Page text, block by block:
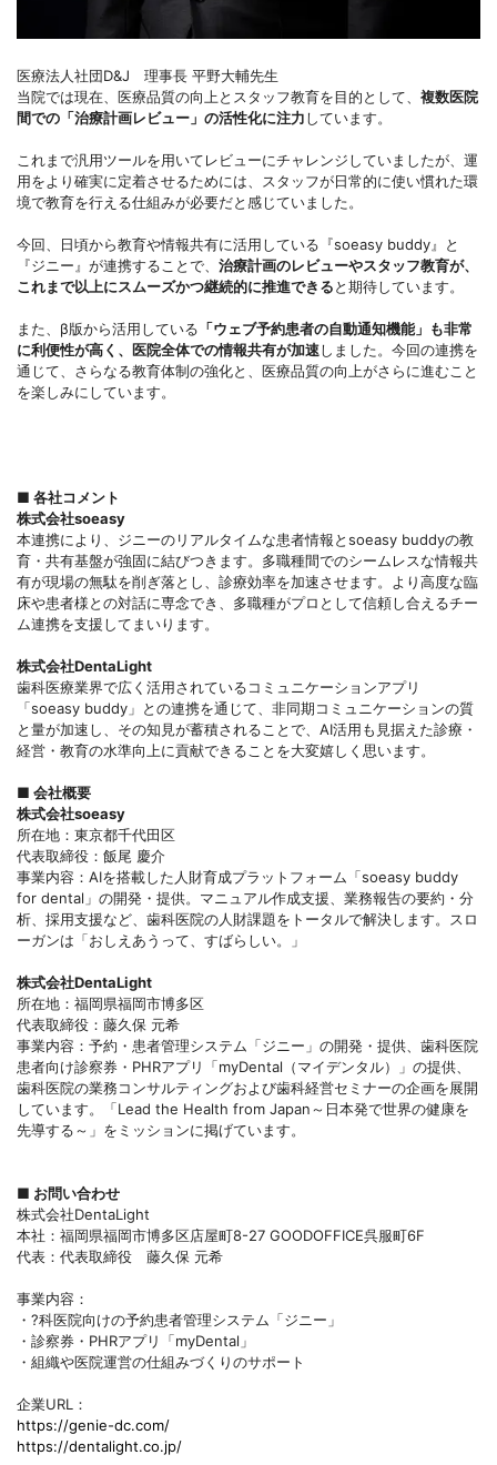
医療法人社団D&J 理事長 平野大輔先生
当院では現在、医療品質の向上とスタッフ教育を目的として、 複数医院
間での「治療計画レビュー」の活性化に注力しています。
これまで汎用ツールを用いてレビューにチャレンジしていましたが、運
用をより確実に定着させるためには、スタッフが日常的に使い慣れた環
境で教育を行える仕組みが必要だと感じていました。
今回、日頃から教育や情報共有に活用している『soeasy buddy』と
『ジニー』が連携することで、 治療計画のレビューやスタッフ教育が、
これまで以上にスムーズかつ継続的に推進できると期待しています。
また、β版から活用している 「ウェブ予約患者の自動通知機能」も非常
に利便性が高く、医院全体での情報共有が加速しました。今回の連携を
通じて、さらなる教育体制の強化と、医療品質の向上がさらに進むこと
を楽しみにしています。
■ 各社コメント
株式会社soeasy
本連携により、ジニーのリアルタイムな患者情報とsoeasy buddyの教
育・共有基盤が強固に結びつきます。多職種間でのシームレスな情報共
有が現場の無駄を削ぎ落とし、診療効率を加速させます。より高度な臨
床や患者様との対話に専念でき、多職種がプロとして信頼し合えるチー
ム連携を支援してまいります。
株式会社DentaLight
歯科医療業界で広く活用されているコミュニケーションアプリ
「soeasy buddy」との連携を通じて、非同期コミュニケーションの質
と量が加速し、その知見が蓄積されることで、AI活用も見据えた診療・
経営・教育の水準向上に貢献できることを大変嬉しく思います。
■ 会社概要
株式会社soeasy
所在地：東京都千代田区
代表取締役：飯尾 慶介
事業内容：AIを搭載した人財育成プラットフォーム「soeasy buddy
for dental」の開発・提供。マニュアル作成支援、業務報告の要約・分
析、採用支援など、歯科医院の人財課題をトータルで解決します。スロ
ーガンは「おしえあうって、すばらしい。」
株式会社DentaLight
所在地：福岡県福岡市博多区
代表取締役：藤久保 元希
事業内容：予約・患者管理システム「ジニー」の開発・提供、歯科医院
患者向け診察券・PHRアプリ「myDental（マイデンタル）」の提供、
歯科医院の業務コンサルティングおよび歯科経営セミナーの企画を展開
しています。「Lead the Health from Japan～日本発で世界の健康を
先導する～」をミッションに掲げています。
■ お問い合わせ
株式会社DentaLight
本社：福岡県福岡市博多区店屋町8-27 GOODOFFICE呉服町6F
代表：代表取締役 藤久保 元希
事業内容：
・?科医院向けの予約患者管理システム「ジニー」
・診察券・PHRアプリ「myDental」
・組織や医院運営の仕組みづくりのサポート
企業URL：
https://genie-dc.com/
https://dentalight.co.jp/